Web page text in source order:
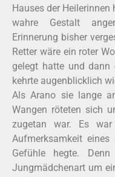
Hauses der
wahre Gestalt
Erinnerung bisher
Retter wäre ein roter
gelegt hatte und dann
kehrte augenblicklich
Als Arano sie lange
Wangen röteten sich
zugetan war. Es
Aufmerksamkeit
Gefühle hegte.
Jungmädchenart um